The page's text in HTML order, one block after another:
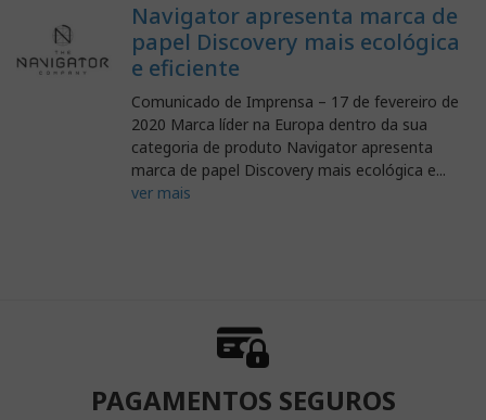
Navigator apresenta marca de
papel Discovery mais ecológica
e eficiente
Comunicado de Imprensa – 17 de fevereiro de
2020 Marca líder na Europa dentro da sua
categoria de produto Navigator apresenta
marca de papel Discovery mais ecológica e...
ver mais
PAGAMENTOS SEGUROS